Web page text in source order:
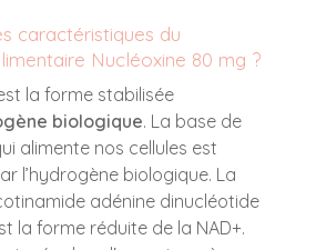
caractéristiques du
Nucléoxine 80 mg ?
la forme stabilisée
biologique. La base de
alimente nos cellules est
l’hydrogène biologique. La
adénine dinucléotide
la forme réduite de la NAD+.